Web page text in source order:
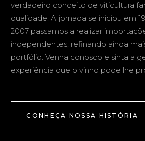
verdadeiro conceito de viticultura
qualidade. A jornada se iniciou em
2007 passamos a realizar
independentes, refinando ainda
portfólio. Venha conosco e sinta a
experiência que o vinho pode lhe
CONHEÇA NOSSA HISTÓRIA